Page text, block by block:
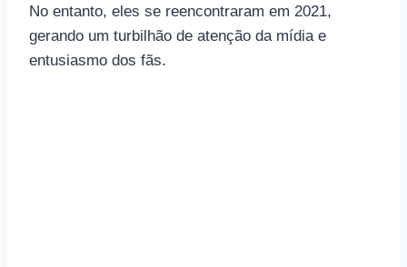
No entanto, eles se reencontraram em 2021,
gerando um turbilhão de atenção da mídia e
entusiasmo dos fãs.